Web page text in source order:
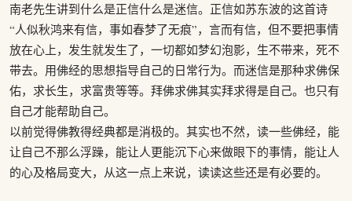
南老先生讲到什么是正信什么是迷信。正信如苏东波的这首诗
“人似秋鸿来有信，事如春梦了无痕”，言而有信，但不要把事情
放在心上，发生就发生了，一切都如梦幻泡影，生不带来，死不
带去。用佛经的思想指导自己的日常行为。而迷信是那种求佛保
佑，求长生，求富贵等等。拜佛求佛其实拜求得是自己。也只有
自己才能帮助自己。
以前觉得佛教得经典都是消极的。其实也不然，读一些佛经，能
让自己不那么浮躁，能让人更能沉下心来做眼下的事情，能让人
的心及格局变大，从这一点上来说，读读这些还是有必要的。